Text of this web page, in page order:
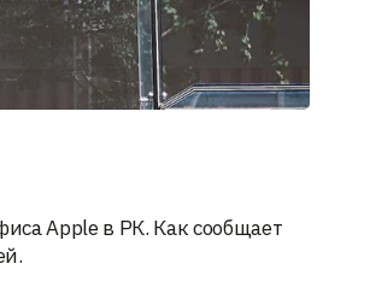
Apple в РК. Как сообщает